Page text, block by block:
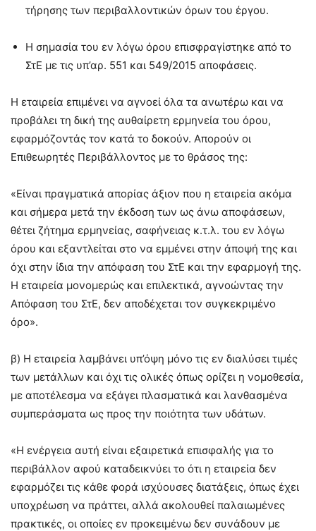
τήρησης των περιβαλλοντικών όρων του έργου.
Η σημασία του εν λόγω όρου επισφραγίστηκε από το
ΣτΕ με τις υπ’αρ. 551 και 549/2015 αποφάσεις.
H εταιρεία επιμένει να αγνοεί όλα τα ανωτέρω και να
προβάλει τη δική της αυθαίρετη ερμηνεία του όρου,
εφαρμόζοντάς τον κατά το δοκούν. Απορούν οι
Επιθεωρητές Περιβάλλοντος με το θράσος της:
«Είναι πραγματικά απορίας άξιον που η εταιρεία ακόμα
και σήμερα μετά την έκδοση των ως άνω αποφάσεων,
θέτει ζήτημα ερμηνείας, σαφήνειας κ.τ.λ. του εν λόγω
όρου και εξαντλείται στο να εμμένει στην άποψή της και
όχι στην ίδια την απόφαση του ΣτΕ και την εφαρμογή της.
Η εταιρεία μονομερώς και επιλεκτικά, αγνοώντας την
Απόφαση του ΣτΕ, δεν αποδέχεται τον συγκεκριμένο
όρο».
β) Η εταιρεία λαμβάνει υπ’όψη μόνο τις εν διαλύσει τιμές
των μετάλλων και όχι τις ολικές όπως ορίζει η νομοθεσία,
με αποτέλεσμα να εξάγει πλασματικά και λανθασμένα
συμπεράσματα ως προς την ποιότητα των υδάτων.
«Η ενέργεια αυτή είναι εξαιρετικά επισφαλής για το
περιβάλλον αφού καταδεικνύει το ότι η εταιρεία δεν
εφαρμόζει τις κάθε φορά ισχύουσες διατάξεις, όπως έχει
υποχρέωση να πράττει, αλλά ακολουθεί παλαιωμένες
πρακτικές, οι οποίες εν προκειμένω δεν συνάδουν με